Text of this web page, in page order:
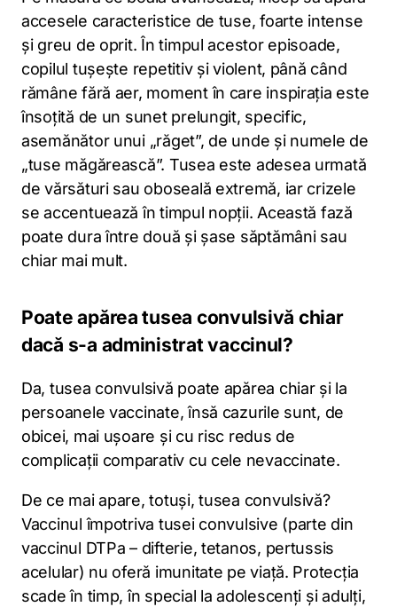
accesele caracteristice de tuse, foarte intense
și greu de oprit. În timpul acestor episoade,
copilul tușește repetitiv și violent, până când
rămâne fără aer, moment în care inspirația este
însoțită de un sunet prelungit, specific,
asemănător unui „răget”, de unde și numele de
„tuse măgărească”. Tusea este adesea urmată
de vărsături sau oboseală extremă, iar crizele
se accentuează în timpul nopții. Această fază
poate dura între două și șase săptămâni sau
chiar mai mult.
Poate apărea tusea convulsivă chiar
dacă s-a administrat vaccinul?
Da, tusea convulsivă poate apărea chiar și la
persoanele vaccinate, însă cazurile sunt, de
obicei, mai ușoare și cu risc redus de
complicații comparativ cu cele nevaccinate.
De ce mai apare, totuși, tusea convulsivă?
Vaccinul împotriva tusei convulsive (parte din
vaccinul DTPa – difterie, tetanos, pertussis
acelular) nu oferă imunitate pe viață. Protecția
scade în timp, în special la adolescenți și adulți,